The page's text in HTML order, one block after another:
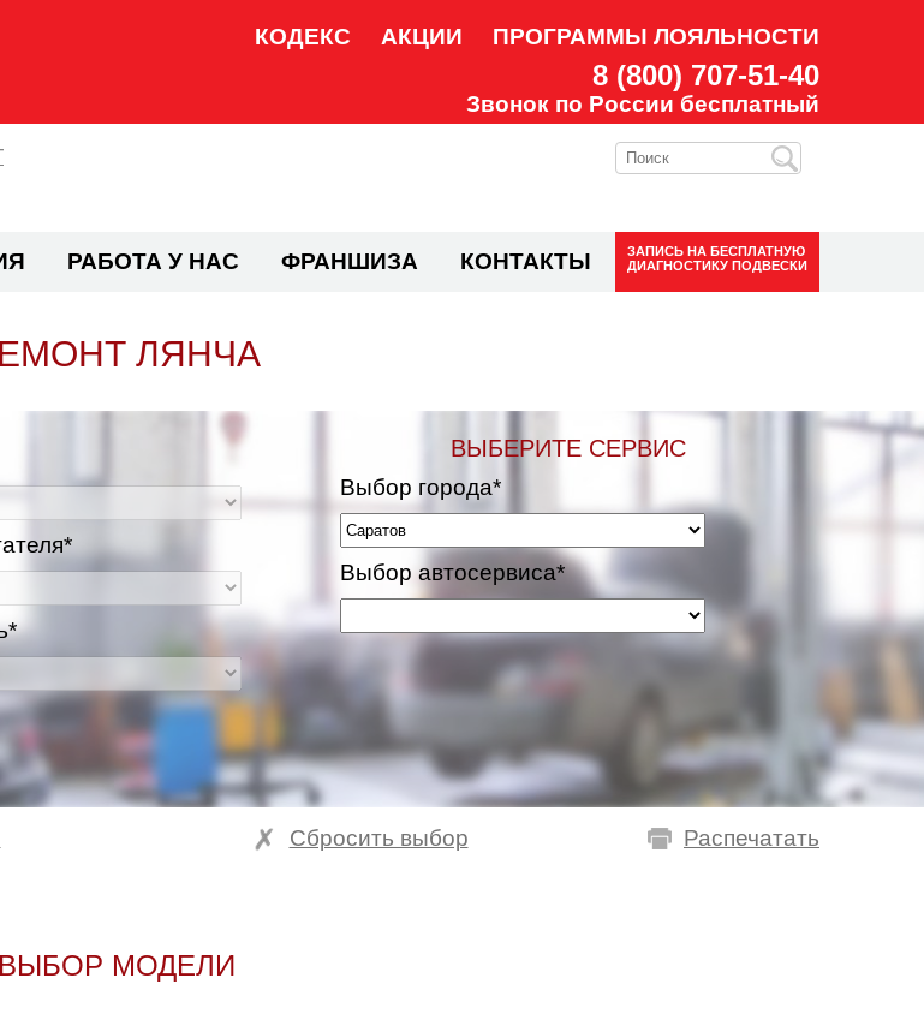
КОДЕКС АКЦИИ ПРОГРАММЫ ЛОЯЛЬНОСТИ
8 (800) 707-51-40
Звонок по России бесплатный
РАБОТА У НАС ФРАНШИЗА КОНТАКТЫ ЗАПИСЬ НА БЕСПЛАТНУЮ
ДИАГНОСТИКУ ПОДВЕСКИ
ЛЯНЧА
ВЫБЕРИТЕ СЕРВИС
Выбор города*
Выбор автосервиса*
Распечатать
Сбросить выбор
ВЫБОР МОДЕЛИ